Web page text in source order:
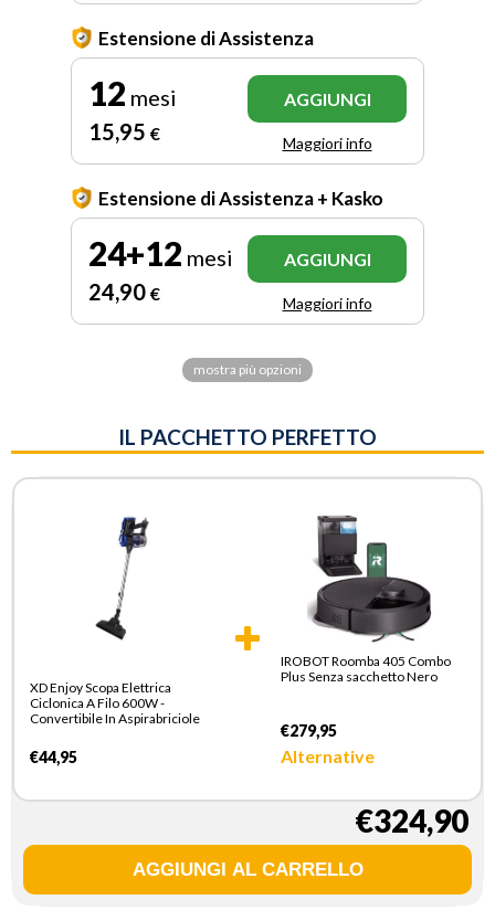
Estensione di Assistenza
12 mesi
15,95 €
AGGIUNGI
Maggiori info
Estensione di Assistenza + Kasko
24+12 mesi
24,90 €
AGGIUNGI
Maggiori info
mostra più opzioni
IL PACCHETTO PERFETTO
XD Enjoy Scopa Elettrica
Ciclonica A Filo 600W -
Convertibile In Aspirabriciole
€44,95
IROBOT Roomba 405 Combo
Plus Senza sacchetto Nero
€279,95
Alternative
€324,90